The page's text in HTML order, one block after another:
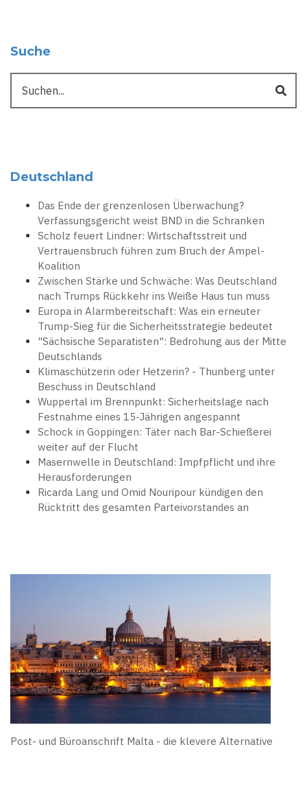
Suche
Deutschland
Das Ende der grenzenlosen Überwachung?
Verfassungsgericht weist BND in die Schranken
Scholz feuert Lindner: Wirtschaftsstreit und
Vertrauensbruch führen zum Bruch der Ampel-
Koalition
Zwischen Stärke und Schwäche: Was Deutschland
nach Trumps Rückkehr ins Weiße Haus tun muss
Europa in Alarmbereitschaft: Was ein erneuter
Trump-Sieg für die Sicherheitsstrategie bedeutet
"Sächsische Separatisten": Bedrohung aus der Mitte
Deutschlands
Klimaschützerin oder Hetzerin? - Thunberg unter
Beschuss in Deutschland
Wuppertal im Brennpunkt: Sicherheitslage nach
Festnahme eines 15-Jährigen angespannt
Schock in Göppingen: Täter nach Bar-Schießerei
weiter auf der Flucht
Masernwelle in Deutschland: Impfpflicht und ihre
Herausforderungen
Ricarda Lang und Omid Nouripour kündigen den
Rücktritt des gesamten Parteivorstandes an
Post- und Büroanschrift Malta - die klevere Alternative